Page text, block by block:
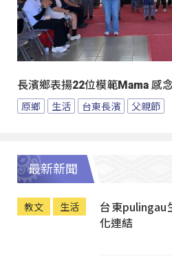
長濱鄉表揚22位模範Mama 感
原鄉 生活 台東長濱 父親節
最新新聞
教文 生活
台東pulingau
化連結